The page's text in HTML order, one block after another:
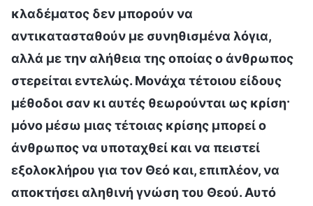
κλαδέματος δεν μπορούν να
αντικατασταθούν με συνηθισμένα λόγια,
αλλά με την αλήθεια της οποίας ο άνθρωπος
στερείται εντελώς. Μονάχα τέτοιου είδους
μέθοδοι σαν κι αυτές θεωρούνται ως κρίση·
μόνο μέσω μιας τέτοιας κρίσης μπορεί ο
άνθρωπος να υποταχθεί και να πειστεί
εξολοκλήρου για τον Θεό και, επιπλέον, να
αποκτήσει αληθινή γνώση του Θεού. Αυτό